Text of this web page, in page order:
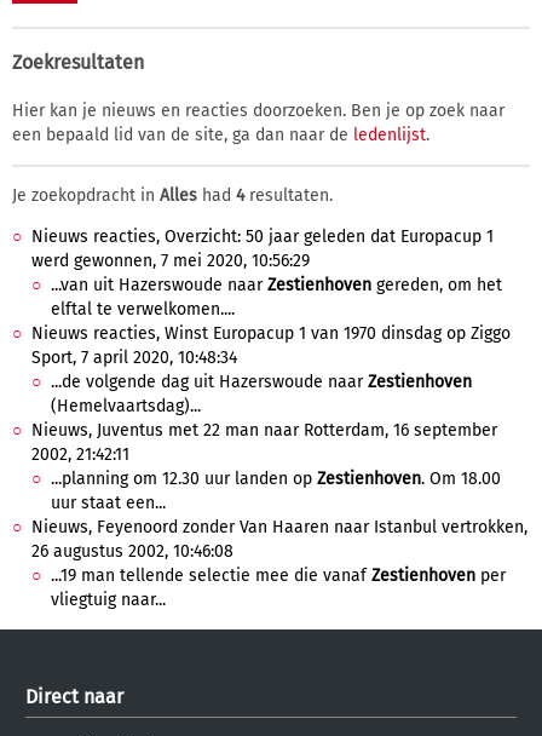
Zoekresultaten
Hier kan je nieuws en reacties doorzoeken. Ben je op zoek naar
een bepaald lid van de site, ga dan naar de ledenlijst.
Je zoekopdracht in Alles had 4resultaten.
Nieuws reacties, Overzicht: 50 jaar geleden dat Europacup 1
werd gewonnen, 7 mei 2020, 10:56:29
...van uit Hazerswoude naarZestienhoven gereden, om het
elftal te verwelkomen....
Nieuws reacties, Winst Europacup 1 van 1970 dinsdag op Ziggo
Sport, 7 april 2020, 10:48:34
...de volgende dag uit Hazerswoude naarZestienhoven
(Hemelvaartsdag)...
Nieuws, Juventus met 22 man naar Rotterdam, 16 september
2002, 21:42:11
...planning om 12.30 uur landen op Zestienhoven. Om 18.00
uur staat een...
Nieuws, Feyenoord zonder Van Haaren naar Istanbul vertrokken,
26 augustus 2002, 10:46:08
...19 man tellende selectie mee die vanafZestienhoven per
vliegtuig naar...
Direct naar